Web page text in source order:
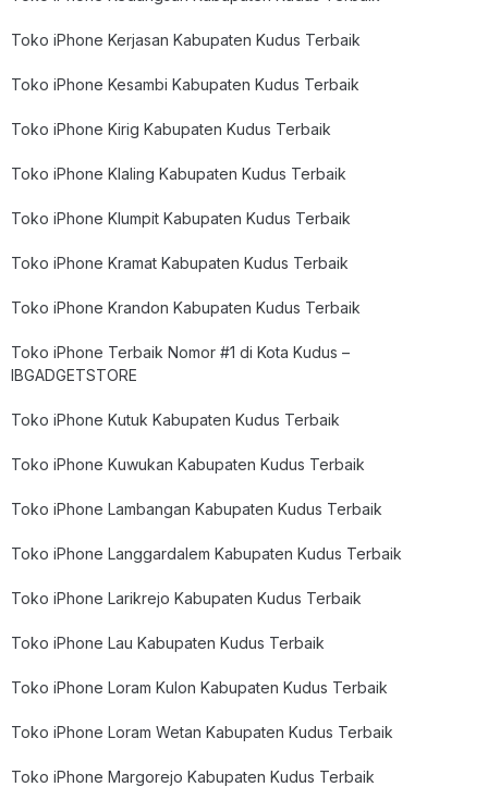
Toko iPhone Kerjasan Kabupaten Kudus Terbaik
Toko iPhone Kesambi Kabupaten Kudus Terbaik
Toko iPhone Kirig Kabupaten Kudus Terbaik
Toko iPhone Klaling Kabupaten Kudus Terbaik
Toko iPhone Klumpit Kabupaten Kudus Terbaik
Toko iPhone Kramat Kabupaten Kudus Terbaik
Toko iPhone Krandon Kabupaten Kudus Terbaik
Toko iPhone Terbaik Nomor #1 di Kota Kudus –
IBGADGETSTORE
Toko iPhone Kutuk Kabupaten Kudus Terbaik
Toko iPhone Kuwukan Kabupaten Kudus Terbaik
Toko iPhone Lambangan Kabupaten Kudus Terbaik
Toko iPhone Langgardalem Kabupaten Kudus Terbaik
Toko iPhone Larikrejo Kabupaten Kudus Terbaik
Toko iPhone Lau Kabupaten Kudus Terbaik
Toko iPhone Loram Kulon Kabupaten Kudus Terbaik
Toko iPhone Loram Wetan Kabupaten Kudus Terbaik
Toko iPhone Margorejo Kabupaten Kudus Terbaik